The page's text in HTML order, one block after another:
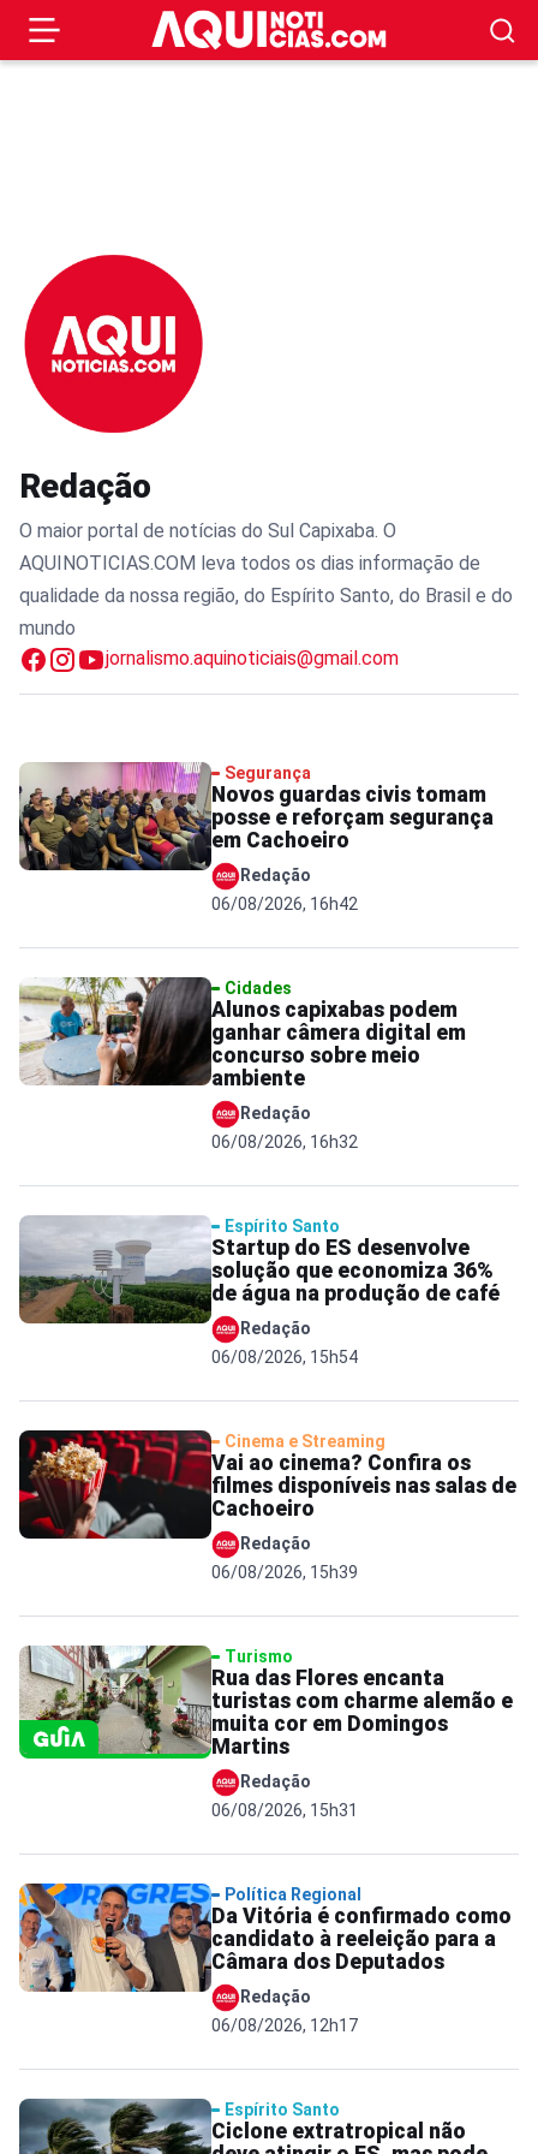
Redação
O maior portal de notícias do Sul Capixaba. O
AQUINOTICIAS.COM leva todos os dias informação de
qualidade da nossa região, do Espírito Santo, do Brasil e do
mundo
jornalismo.aquinoticiais@gmail.com
Segurança
Novos guardas civis tomam
posse e reforçam segurança
em Cachoeiro
Redação
06/08/2026, 16h42
Cidades
Alunos capixabas podem
ganhar câmera digital em
concurso sobre meio
ambiente
Redação
06/08/2026, 16h32
Espírito Santo
Startup do ES desenvolve
solução que economiza 36%
de água na produção de café
Redação
06/08/2026, 15h54
Cinema e Streaming
Vai ao cinema? Confira os
filmes disponíveis nas salas de
Cachoeiro
Redação
06/08/2026, 15h39
Turismo
Rua das Flores encanta
turistas com charme alemão e
muita cor em Domingos
Martins
Redação
06/08/2026, 15h31
Política Regional
Da Vitória é confirmado como
candidato à reeleição para a
Câmara dos Deputados
Redação
06/08/2026, 12h17
Espírito Santo
Ciclone extratropical não